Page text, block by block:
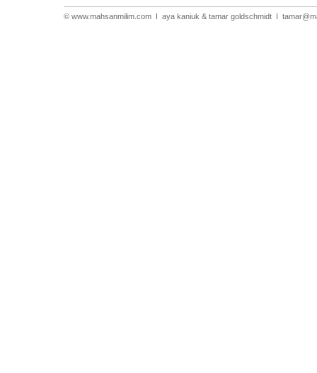
© www.mahsanmilim.com I aya kaniuk & tamar goldschmidt I